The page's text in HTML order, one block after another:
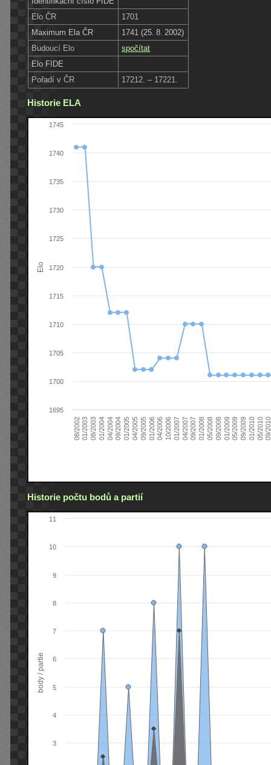
Elo ČR
1701
Maximum Ela ČR
1741 (25. 8. 2002)
Budoucí Elo
spočítat
Elo FIDE
Pořadí v ČR
17212. – 17221.
Historie ELA
Elo
08/200201/200308/200301/200404/200409/200401/200504/200509/200501/200604/200610/200601/200704/200709/200701/200805/200809/200801/200905/200909/200901/201005/201009/
1695
1700
1705
1710
1715
1720
1725
1730
1735
1740
1745
Historie počtu bodů a partií
body / partie
3
4
5
6
7
8
9
10
11